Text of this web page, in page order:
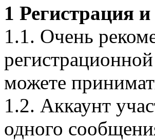
1 Регистрация и
1.1. Очень
можете
1.2. Аккаунт
одного